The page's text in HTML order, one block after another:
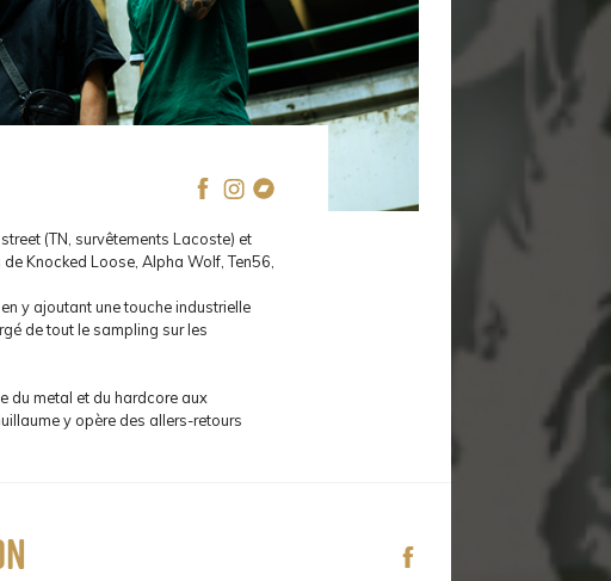
(TN, survêtements Lacoste) et
Knocked Loose, Alpha Wolf, Ten56,
y ajoutant une touche industrielle
de tout le sampling sur les
du metal et du hardcore aux
y opère des allers-retours